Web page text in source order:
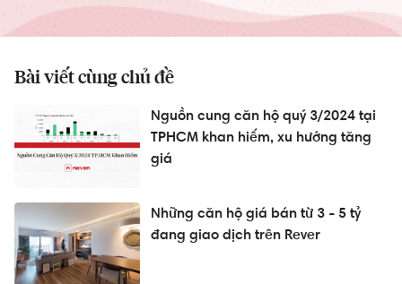
Bài viết cùng chủ đề
Nguồn cung căn hộ quý 3/2024 tại
TPHCM khan hiếm, xu hướng tăng
giá
Những căn hộ giá bán từ 3 - 5 tỷ
đang giao dịch trên Rever